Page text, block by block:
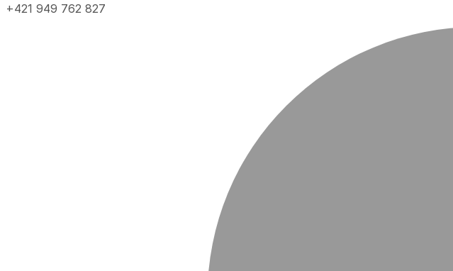
+421 949 762 827